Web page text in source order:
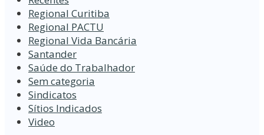
Regional Curitiba
Regional PACTU
Regional Vida Bancária
Santander
Saúde do Trabalhador
Sem categoria
Sindicatos
Sítios Indicados
Video